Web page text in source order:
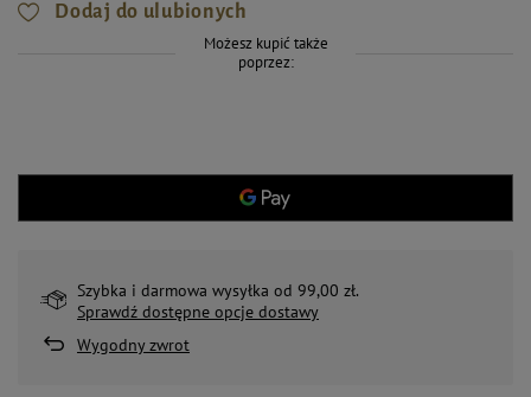
Dodaj do ulubionych
Możesz kupić także
poprzez:
Szybka i darmowa wysyłka od 99,00 zł.
Sprawdź dostępne opcje dostawy
Wygodny zwrot